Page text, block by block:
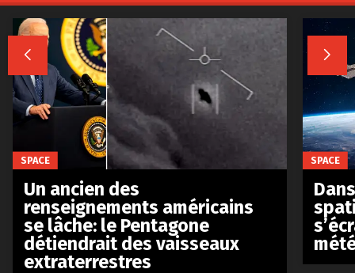
 
SPACE
Un ancien des
renseignements américains
se lâche: le Pentagone
détiendrait des vaisseaux
extraterrestres
SPACE